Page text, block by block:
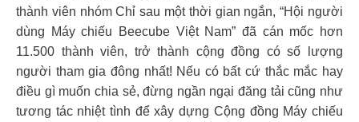
thành viên nhóm Chỉ sau một thời gian ngắn, “Hội người
dùng Máy chiếu Beecube Việt Nam” đã cán mốc hơn
11.500 thành viên, trở thành cộng đồng có số lượng
người tham gia đông nhất! Nếu có bất cứ thắc mắc hay
điều gì muốn chia sẻ, đừng ngần ngại đăng tải cũng như
tương tác nhiệt tình để xây dựng Cộng đồng Máy chiếu